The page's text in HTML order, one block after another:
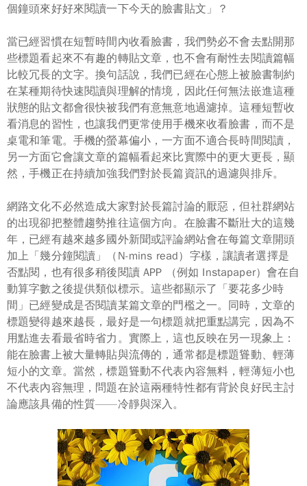
個鐘頭來好好來閱讀一下今天的臉書貼文」？
當已經習慣在短暫時間內收看臉書，我們勢必不會去點開那
些標題看起來不有趣的轉貼文章，也不會有耐性去閱讀篇幅
比較冗長的文字。換句話說，我們已經在心態上被臉書制約
在某種期待快速閱讀與理解的情境，因此任何無法嵌進這種
狀態的貼文都會很快被我們有意無意地過濾掉。這種短暫收
看消息的習性，也讓我們更常使用手機來收看臉書，而不是
桌電和筆電。手機的螢幕偏小，一方面不適合長時間閱讀，
另一方面它會讓文章的篇幅看起來比實際中的更大更長，顯
然，手機正在持續加強我們對於長篇資訊的過濾與排斥。
網路文化不必然造成大家對於長篇討論的厭惡，但社群網站
的出現卻把整體趨勢推往這個方向。在臉書不斷壯大的這幾
年，已經有越來越多國外新聞或評論網站會在每篇文章開頭
加上「幾分鐘閱讀」（N-mins read）字樣，讓讀者選擇是
否點閱，也有很多稍後閱讀 APP （例如 Instapaper）會在自
動算字數之後提供類似標示。這些都顯示了 「要花多少時
間」 已經變成是否閱讀某篇文章的門檻之一。同時，文章的
標題變得越來越長，最好是一句標題就把重點講完，因為不
用點進去看最省時省力。實際上，這也反映在另一現象上：
能在臉書上被大量轉貼與流傳的，通常都是標題聳動、輕薄
短小的文章。當然，標題聳動不代表內容無料，輕薄短小也
不代表內容無理，問題在於這兩種特性都有背於良好民主討
論應該具備的性質——冷靜與深入。